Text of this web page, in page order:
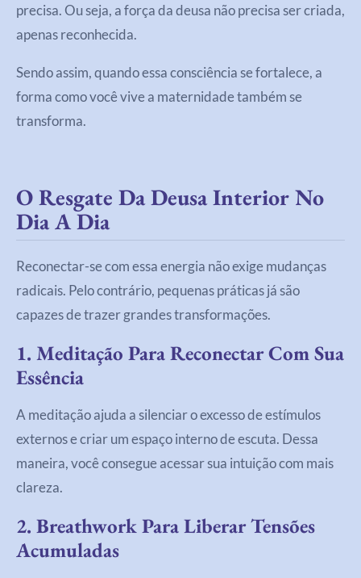
precisa. Ou seja, a força da deusa não precisa ser criada,
apenas reconhecida.
Sendo assim, quando essa consciência se fortalece, a
forma como você vive a maternidade também se
transforma.
O Resgate Da Deusa Interior No
Dia A Dia
Reconectar-se com essa energia não exige mudanças
radicais. Pelo contrário, pequenas práticas já são
capazes de trazer grandes transformações.
1. Meditação Para Reconectar Com Sua
Essência
A meditação ajuda a silenciar o excesso de estímulos
externos e criar um espaço interno de escuta. Dessa
maneira, você consegue acessar sua intuição com mais
clareza.
2. Breathwork Para Liberar Tensões
Acumuladas